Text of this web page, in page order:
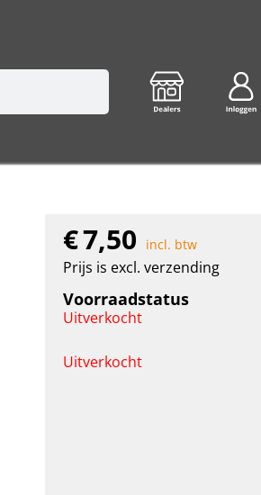
€7,50 incl. btw
Prijs is excl. verzending
Voorraadstatus
Uitverkocht
Uitverkocht